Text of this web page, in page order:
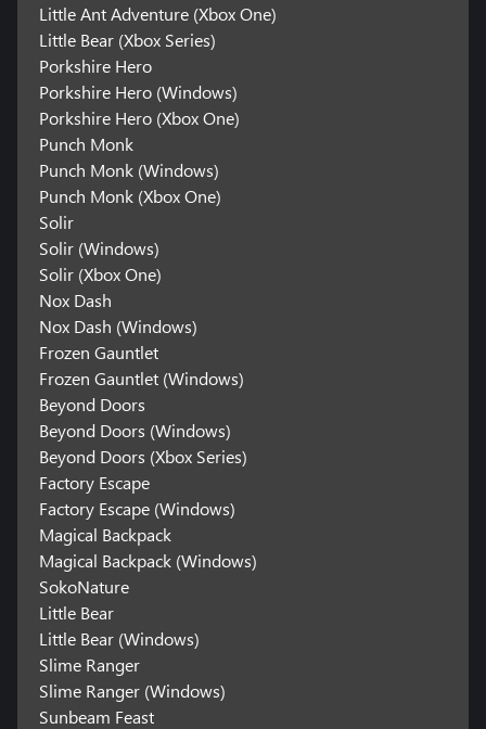
Little Ant Adventure (Xbox One)
Little Bear (Xbox Series)
Porkshire Hero
Porkshire Hero (Windows)
Porkshire Hero (Xbox One)
Punch Monk
Punch Monk (Windows)
Punch Monk (Xbox One)
Solir
Solir (Windows)
Solir (Xbox One)
Nox Dash
Nox Dash (Windows)
Frozen Gauntlet
Frozen Gauntlet (Windows)
Beyond Doors
Beyond Doors (Windows)
Beyond Doors (Xbox Series)
Factory Escape
Factory Escape (Windows)
Magical Backpack
Magical Backpack (Windows)
SokoNature
Little Bear
Little Bear (Windows)
Slime Ranger
Slime Ranger (Windows)
Sunbeam Feast